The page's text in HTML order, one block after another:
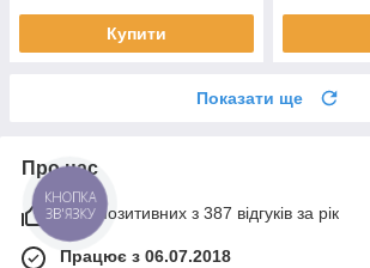
Купити
Показати ще
Про нас
97% позитивних з 387 відгуків за рік
Працює з 06.07.2018
КНОПКА
ЗВ'ЯЗКУ